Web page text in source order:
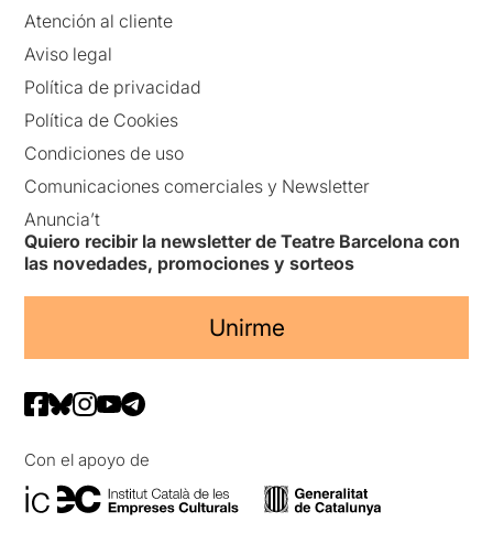
Atención al cliente
Aviso legal
Política de privacidad
Política de Cookies
Condiciones de uso
Comunicaciones comerciales y Newsletter
Anuncia’t
Quiero recibir la newsletter de Teatre Barcelona con
las novedades, promociones y sorteos
Unirme
Con el apoyo de